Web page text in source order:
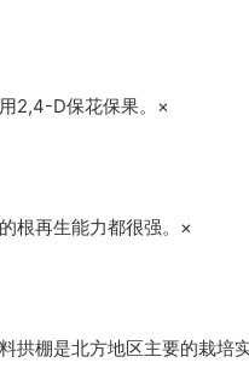
2,4-D保花保果。×
根再生能力都很强。×
拱棚是北方地区主要的栽培